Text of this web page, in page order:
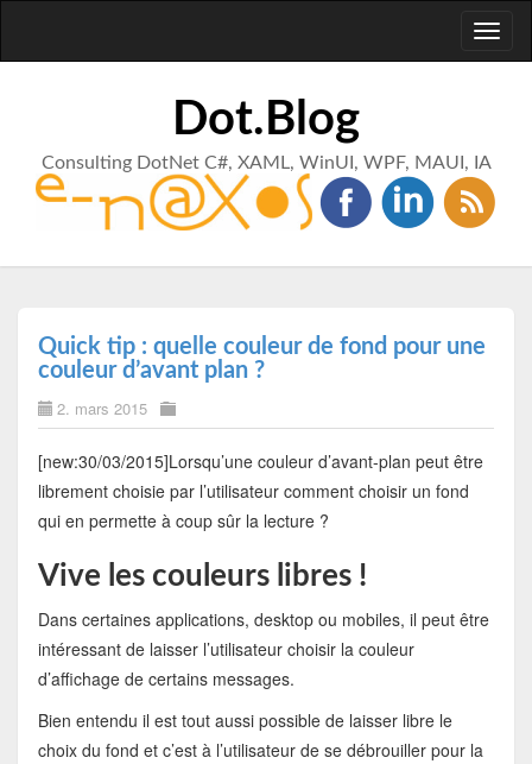
Dot.Blog
Consulting DotNet C#, XAML, WinUI, WPF, MAUI, IA
Quick tip : quelle couleur de fond pour une
couleur d’avant plan ?
2. mars 2015
[new:30/03/2015]Lorsqu’une couleur d’avant-plan peut être
librement choisie par l’utilisateur comment choisir un fond
qui en permette à coup sûr la lecture ?
Vive les couleurs libres !
Dans certaines applications, desktop ou mobiles, il peut être
intéressant de laisser l’utilisateur choisir la couleur
d’affichage de certains messages.
Bien entendu il est tout aussi possible de laisser libre le
choix du fond et c’est à l’utilisateur de se débrouiller pour la